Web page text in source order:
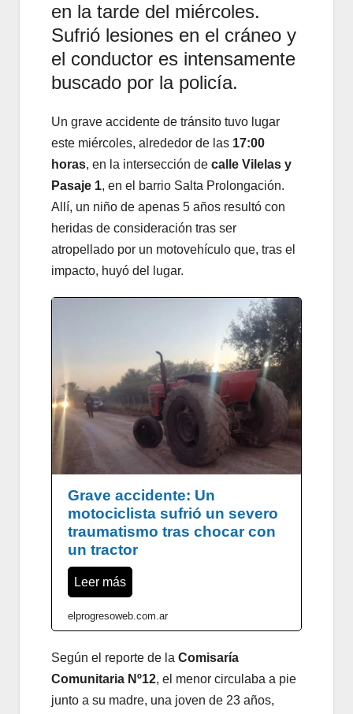
en la tarde del miércoles.
Sufrió lesiones en el cráneo y
el conductor es intensamente
buscado por la policía.
Un grave accidente de tránsito tuvo lugar
este miércoles, alrededor de las 17:00
horas, en la intersección de calle Vilelas y
Pasaje 1, en el barrio Salta Prolongación.
Allí, un niño de apenas 5 años resultó con
heridas de consideración tras ser
atropellado por un motovehículo que, tras el
impacto, huyó del lugar.
Grave accidente: Un
motociclista sufrió un severo
traumatismo tras chocar con
un tractor
Leer más
elprogresoweb.com.ar
Según el reporte de la Comisaría
Comunitaria Nº12, el menor circulaba a pie
junto a su madre, una joven de 23 años,